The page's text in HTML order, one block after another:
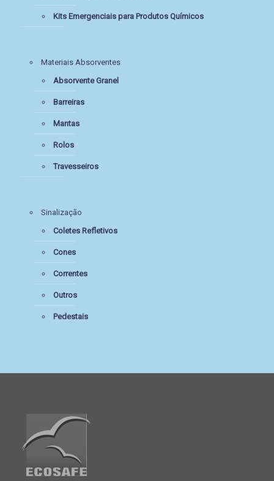
Kits Emergenciais para Produtos Químicos
Materiais Absorventes
Absorvente Granel
Barreiras
Mantas
Rolos
Travesseiros
Sinalização
Coletes Refletivos
Cones
Correntes
Outros
Pedestais